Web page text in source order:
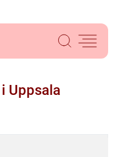
Uppsala